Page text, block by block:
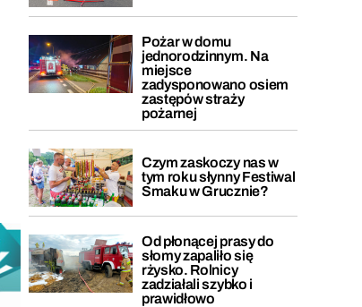
Pożar w domu
jednorodzinnym. Na
miejsce
zadysponowano osiem
zastępów straży
pożarnej
Czym zaskoczy nas w
tym roku słynny Festiwal
Smaku w Grucznie?
Od płonącej prasy do
słomy zapaliło się
rżysko. Rolnicy
zadziałali szybko i
prawidłowo